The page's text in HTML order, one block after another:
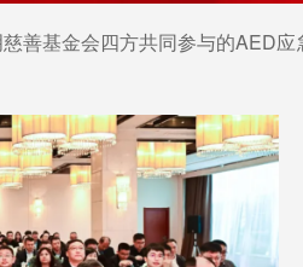
善基金会四方共同参与的AED应